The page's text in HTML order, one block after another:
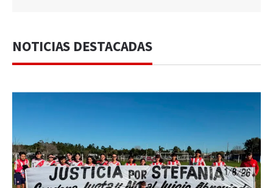
NOTICIAS DESTACADAS